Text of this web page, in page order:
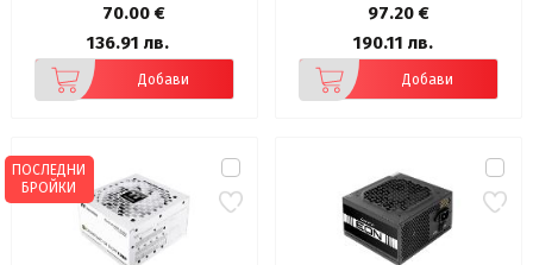
70.00 €
136.91 лв.
Добави
97.20 €
190.11 лв.
Добави
ПОСЛЕДНИ
БРОЙКИ